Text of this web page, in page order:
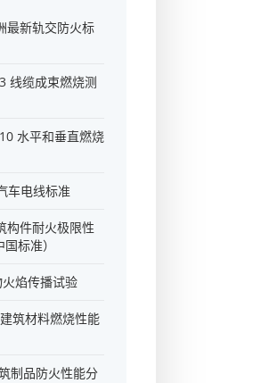
最新轨交防火标
线缆成束燃烧测
水平和垂直燃烧
车电线标准
构件耐火极限性
标准）
焰传播试验
筑材料燃烧性能
制品防火性能分